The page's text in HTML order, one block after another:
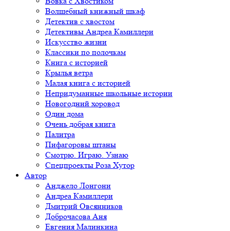
Волшебный книжный шкаф
Детектив с хвостом
Детективы Андреа Камиллери
Искусство жизни
Классики по полочкам
Книга с историей
Крылья ветра
Малая книга с историей
Непридуманные школьные истории
Новогодний хоровод
Один дома
Очень добрая книга
Палитра
Пифагоровы штаны
Смотрю. Играю. Узнаю
Спецпроекты Роза Хутор
Автор
Анджело Лонгони
Андреа Камиллери
Дмитрий Овсянников
Доброчасова Аня
Евгения Малинкина